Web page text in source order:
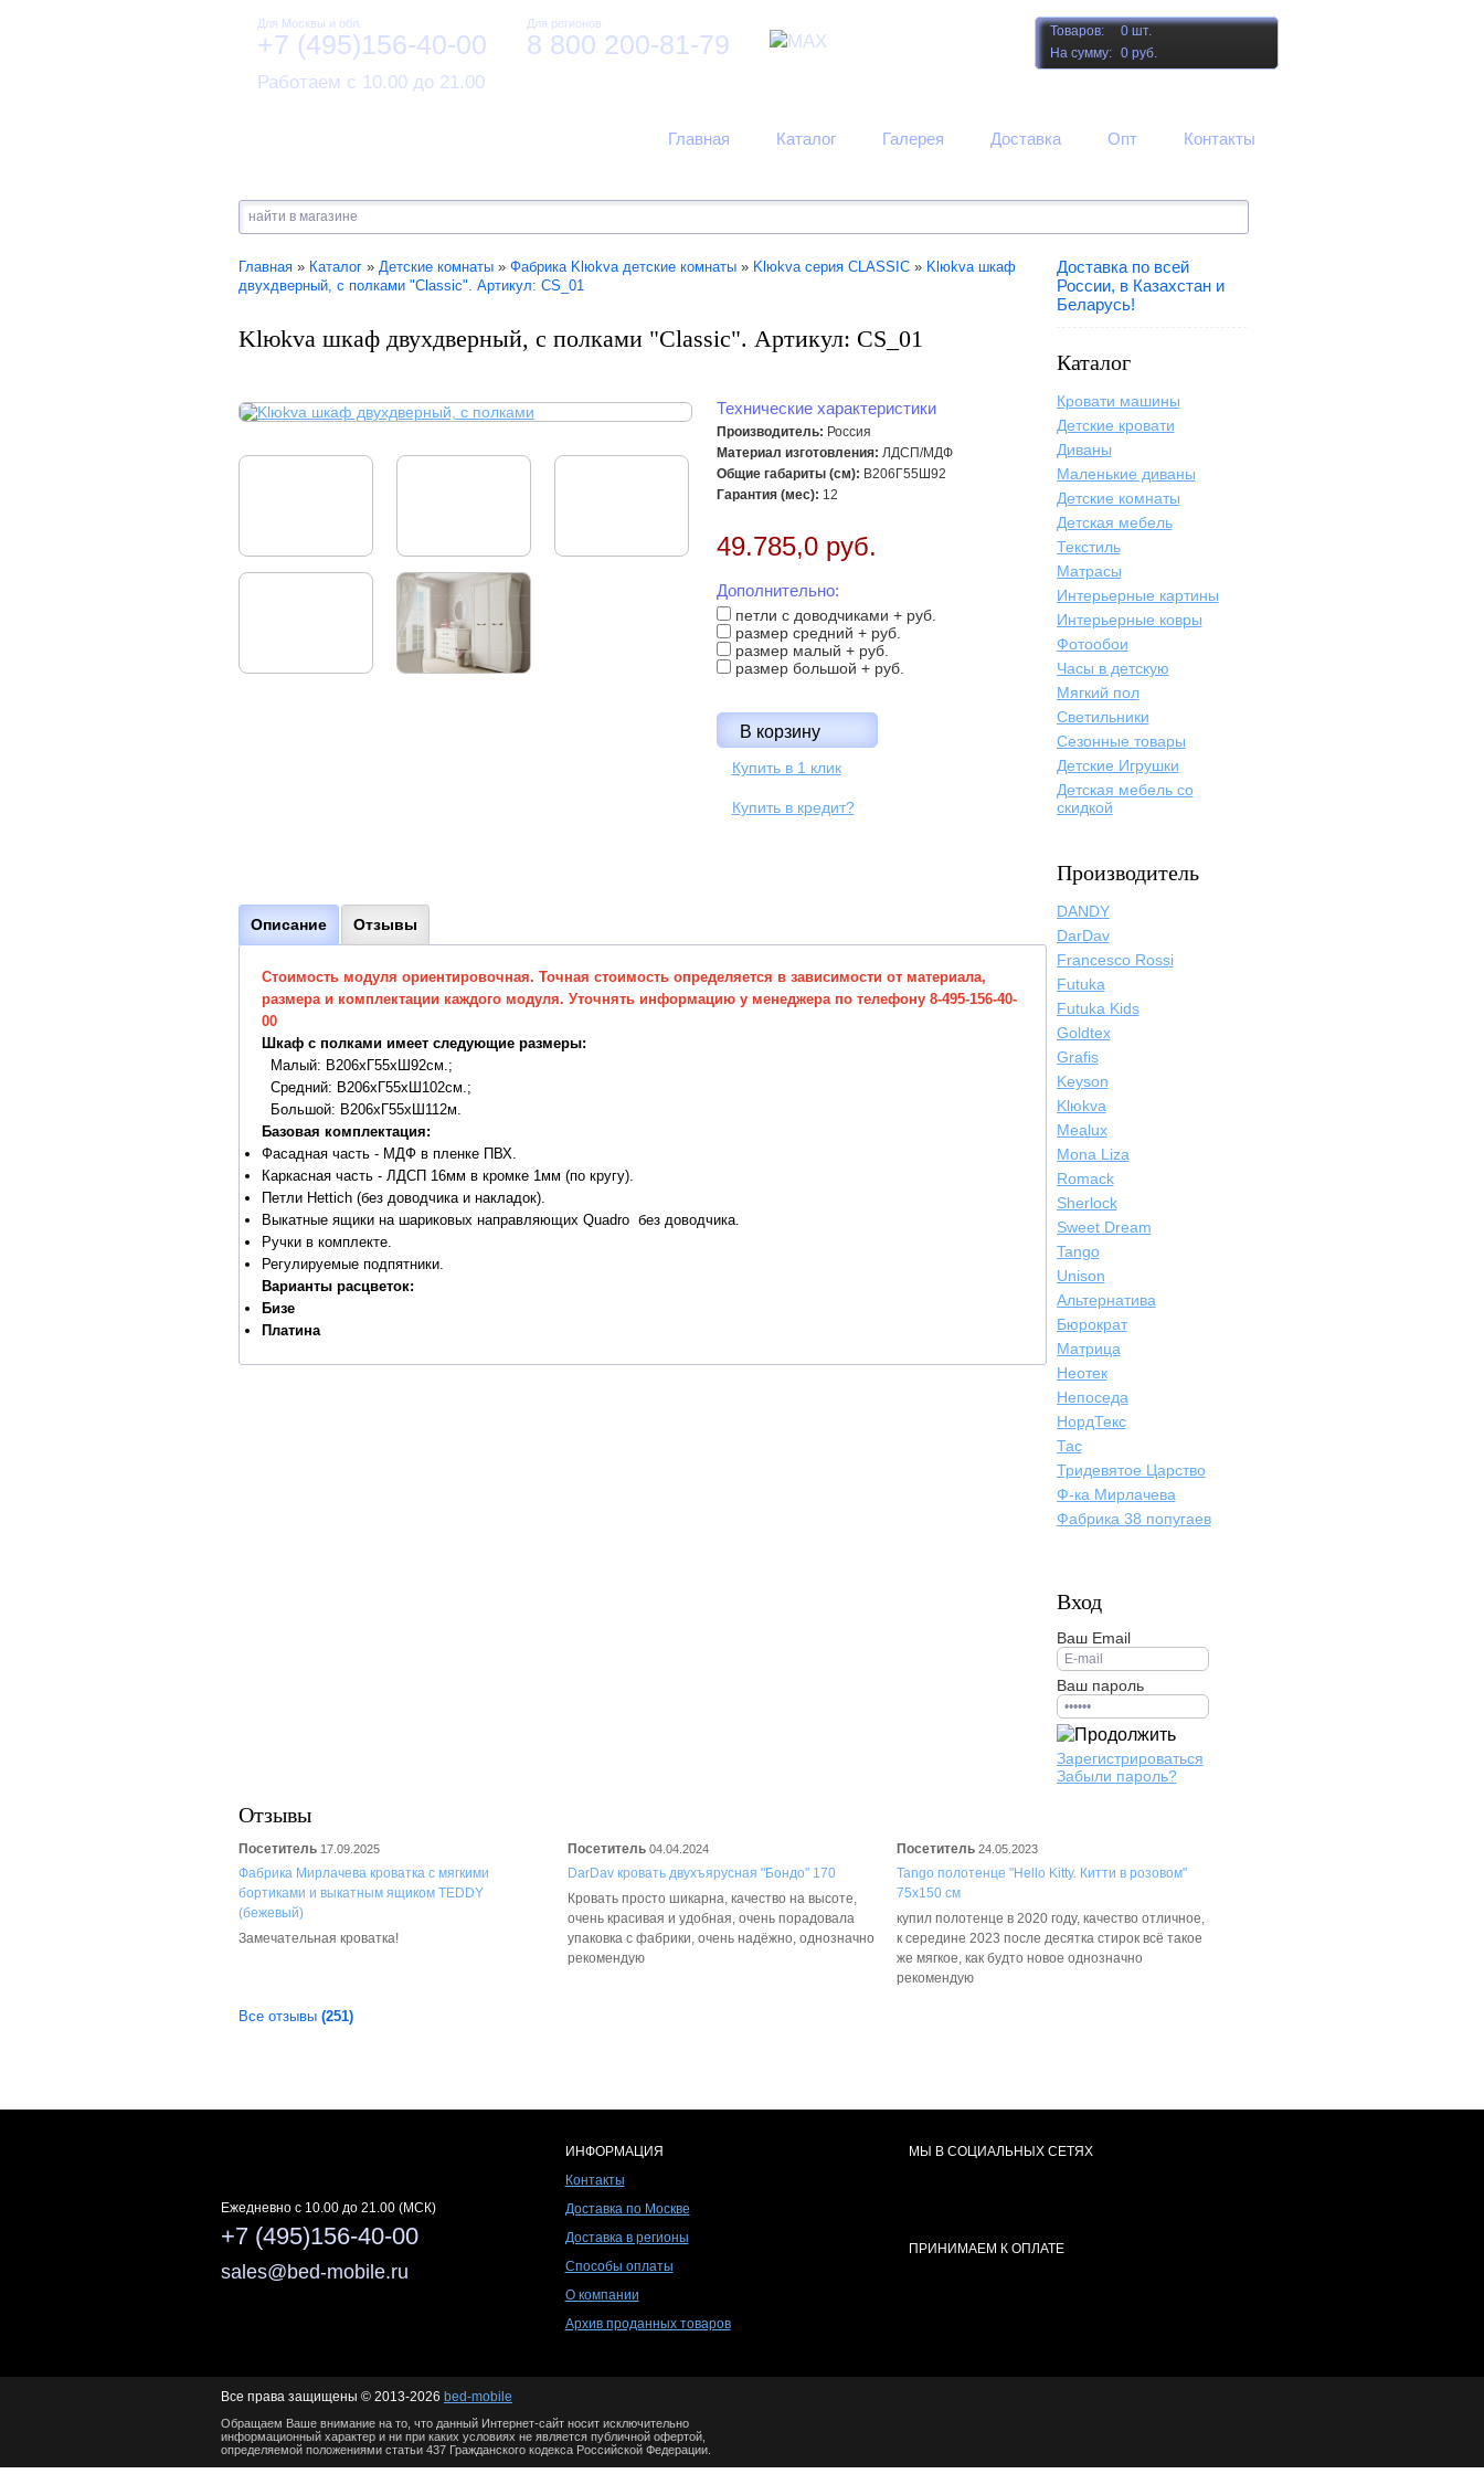
Товаров:
0 шт.
На сумму:
0 руб.
Для Москвы и обл.
+7 (495)156-40-00
Для регионов
8 800 200-81-79
Работаем с 10.00 до 21.00
Главная Каталог Галерея Доставка Опт Контакты
Доставка по всей
России, в Казахстан и
Беларусь!
Каталог
Кровати машины
Детские кровати
Диваны
Маленькие диваны
Детские комнаты
Детская мебель
Текстиль
Матрасы
Интерьерные картины
Интерьерные ковры
Фотообои
Часы в детскую
Мягкий пол
Светильники
Сезонные товары
Детские Игрушки
Детская мебель со
скидкой
Производитель
DANDY
DarDav
Francesco Rossi
Futuka
Futuka Kids
Goldtex
Grafis
Keyson
Klюkva
Mealux
Mona Liza
Romack
Sherlock
Sweet Dream
Tango
Unison
Альтернатива
Бюрократ
Матрица
Неотек
Непоседа
НордТекс
Тас
Тридевятое Царство
Ф-ка Мирлачева
Фабрика 38 попугаев
Вход
Ваш Email
Ваш пароль
Зарегистрироваться
Забыли пароль?
Главная» Каталог» Детские комнаты» Фабрика Klюkva детские комнаты» Klюkva серия CLASSIC» Klюkva шкаф
двухдверный, с полками "Classic". Артикул: CS_01
Klюkva шкаф двухдверный, с полками "Classic". Артикул: CS_01
Технические характеристики
Производитель: Россия
Материал изготовления: ЛДСП/МДФ
Общие габариты (см): В206Г55Ш92
Гарантия (мес): 12
49.785,0 руб.
Дополнительно:
петли с доводчиками + руб.
размер средний + руб.
размер малый + руб.
размер большой + руб.
Купить в 1 клик
Купить в кредит?
Описание Отзывы
Стоимость модуля ориентировочная. Точная стоимость определяется в зависимости от материала,
размера и комплектации каждого модуля. Уточнять информацию у менеджера по телефону 8-495-156-40-
00
Шкаф с полками имеет следующие размеры:
Малый: В206хГ55хШ92см.;
Средний: В206хГ55хШ102см.;
Большой: В206хГ55хШ112м.
Базовая комплектация:
Фасадная часть - МДФ в пленке ПВХ.
Каркасная часть - ЛДСП 16мм в кромке 1мм (по кругу).
Петли Hettich (без доводчика и накладок).
Выкатные ящики на шариковых направляющих Quadro без доводчика.
Ручки в комплекте.
Регулируемые подпятники.
Варианты расцветок:
Бизе
Платина
Отзывы
Посетитель 17.09.2025
Фабрика Мирлачева кроватка с мягкими
бортиками и выкатным ящиком TEDDY
(бежевый)
Замечательная кроватка!
Посетитель 04.04.2024
DarDav кровать двухъярусная "Бондо" 170
Кровать просто шикарна, качество на высоте,
очень красивая и удобная, очень порадовала
упаковка с фабрики, очень надёжно, однозначно
рекомендую
Посетитель 24.05.2023
Tango полотенце "Hello Kitty. Китти в розовом"
75х150 см
купил полотенце в 2020 году, качество отличное,
к середине 2023 после десятка стирок всё такое
же мягкое, как будто новое однозначно
рекомендую
Все отзывы (251)
Ежедневно c 10.00 до 21.00 (МСК)
+7 (495)156-40-00
sales@bed-mobile.ru
ИНФОРМАЦИЯ
Контакты
Доставка по Москве
Доставка в регионы
Способы оплаты
О компании
Архив проданных товаров
МЫ В СОЦИАЛЬНЫХ СЕТЯХ
ПРИНИМАЕМ К ОПЛАТЕ
Все права защищены © 2013-2026 bed-mobile
Обращаем Ваше внимание на то, что данный Интернет-сайт носит исключительно
информационный характер и ни при каких условиях не является публичной офертой,
определяемой положениями статьи 437 Гражданского кодекса Российской Федерации.